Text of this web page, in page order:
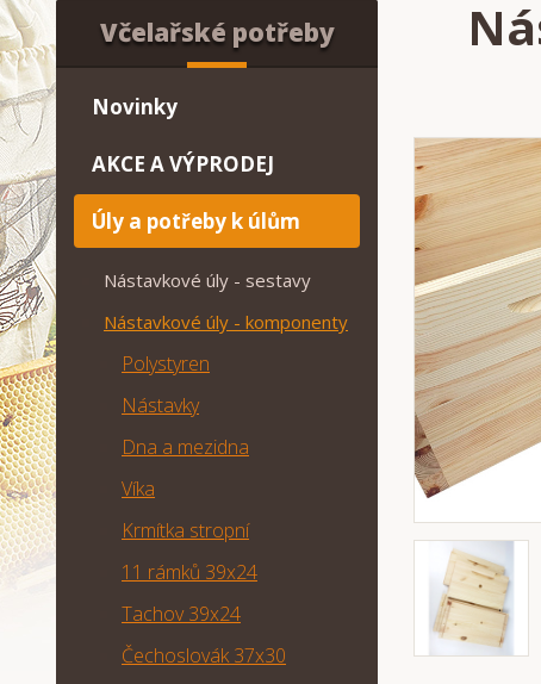
Včelařské potřeby
Novinky
AKCE A VÝPRODEJ
Úly a potřeby k úlům
Nástavkové úly - sestavy
Nástavkové úly - komponenty
Polystyren
Nástavky
Dna a mezidna
Víka
Krmítka stropní
11 rámků 39x24
Tachov 39x24
Čechoslovák 37x30